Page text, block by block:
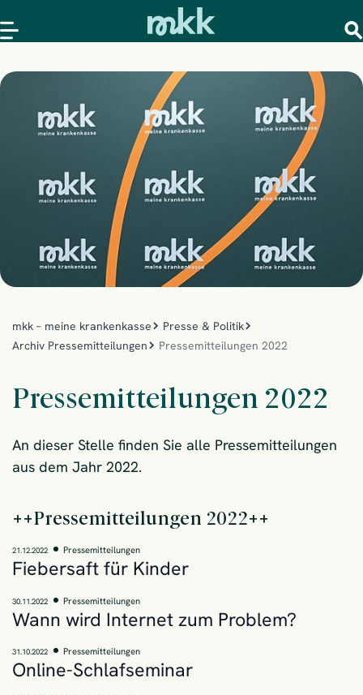
mkk – meine krankenkasse
Presse & Politik
Archiv Pressemitteilungen
Pressemitteilungen 2022
Pressemitteilungen 2022
An dieser Stelle finden Sie alle Pressemitteilungen
aus dem Jahr 2022.
Pressemitteilungen 2022
21.12.2022 Pressemitteilungen
Fiebersaft für Kinder
30.11.2022 Pressemitteilungen
Wann wird Internet zum Problem?
31.10.2022 Pressemitteilungen
Online-Schlafseminar